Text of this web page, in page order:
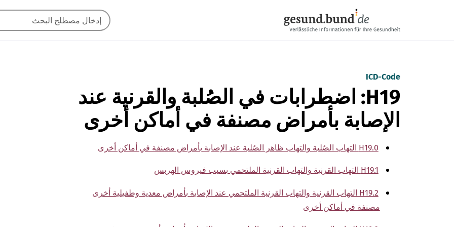
ICD-Code
H19: اضطرابات في الصُلبة والقرنية عند
الإصابة بأمراض مصنفة في أماكن أخرى
H19.0 التهاب الصُلبة والتهاب ظاهر الصُلبة عند الإصابة بأمراض مصنفة في أماكن أخرى
H19.1 التهاب القرنية والتهاب القرنية الملتحمي بسبب فيروس الهربس
H19.2 التهاب القرنية والتهاب القرنية الملتحمي عند الإصابة بأمراض معدية وطفيلية أخرى
مصنفة في أماكن أخرى